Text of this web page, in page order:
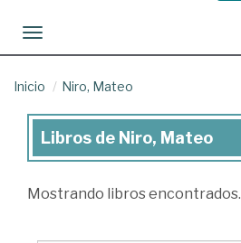
Toggle navigation
Inicio Niro, Mateo
Libros
Niro,
Libros de Niro, Mateo
Mostrando libros encontrados.